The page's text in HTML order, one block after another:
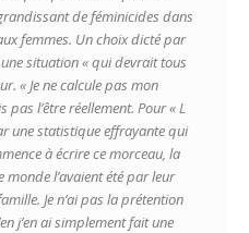
de féminicides dans
femmes. Un choix dicté par
situation « qui devrait tous
« Je ne calcule pas mon
pas l’être réellement. Pour « L
une statistique effrayante qui
à écrire ce morceau, la
l’avaient été par leur
Je n’ai pas la prétention
j’en ai simplement fait une